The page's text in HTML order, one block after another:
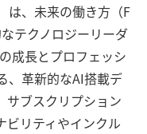
は、未来の働き方（F
テクノロジーリーダ
成長とプロフェッシ
、革新的なAI搭載デ
サブスクリプション
ビリティやインクル